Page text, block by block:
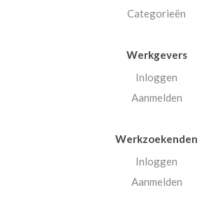
Categorieën
Werkgevers
Inloggen
Aanmelden
Werkzoekenden
Inloggen
Aanmelden